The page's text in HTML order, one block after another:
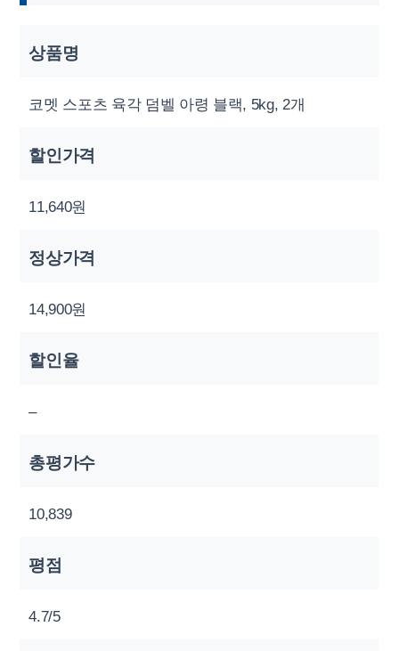
상품명
코멧 스포츠 육각 덤벨 아령 블랙, 5kg, 2개
할인가격
11,640원
정상가격
14,900원
할인율
–
총평가수
10,839
평점
4.7/5